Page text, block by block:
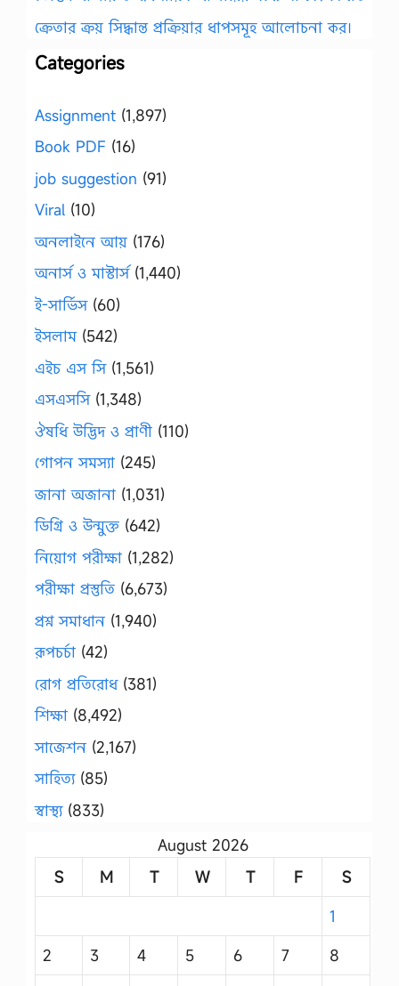
ক্রেতার ক্রয় সিদ্ধান্ত প্রক্রিয়ার ধাপসমূহ আলোচনা কর।
Categories
Assignment (1,897)
Book PDF (16)
job suggestion (91)
Viral (10)
অনলাইনে আয় (176)
অনার্স ও মাস্টার্স(1,440)
ই-সার্ভিস(60)
ইসলাম(542)
এইচ এস সি(1,561)
এসএসসি(1,348)
ঔষধি উদ্ভিদ ও প্রাণী (110)
গোপন সমস্যা (245)
জানা অজানা (1,031)
ডিগ্রি ও উন্মুক্ত (642)
নিয়োগ পরীক্ষা (1,282)
পরীক্ষা প্রস্তুতি (6,673)
প্রশ্ন সমাধান (1,940)
রূপচর্চা (42)
রোগ প্রতিরোধ(381)
শিক্ষা (8,492)
সাজেশন (2,167)
সাহিত্য(85)
স্বাস্থ্য(833)
August 2026
S
M T W T F
S
1
2
3 4 5 6 7
8